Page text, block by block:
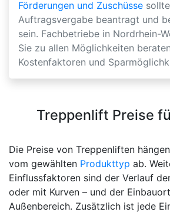
Förderungen und Zuschüsse
Auftragsvergabe beantragt und
sein. Fachbetriebe in Nordrhein-
Sie zu allen Möglichkeiten
Kostenfaktoren und
Treppenlift Preise
Die Preise von Treppenliften
vom gewählten Produkttyp ab.
Einflussfaktoren sind der Verlauf
oder mit Kurven – und der
Außenbereich. Zusätzlich ist jede